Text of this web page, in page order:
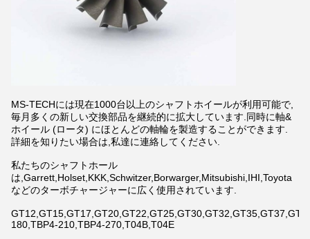
MS-TECHには現在1000台以上のシャフトホイールが利用可能で,
毎月多くの新しい交換部品を継続的に拡大しています.同時に軸&
ホイール (ロータ) にほとんどの軸輪を製造することができます.
詳細を知りたい場合は,私達に連絡してください.
私たちのシャフトホール
は,Garrett,Holset,KKK,Schwitzer,Borwarger,Mitsubishi,IHI,Toyota
などのターボチャージャーに広く使用されています.
180,TBP4-210,TBP4-270,T04B,T04E